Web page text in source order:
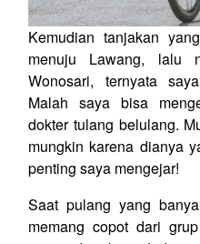
Kemudian tanjakan
menuju Lawang, lalu
Wonosari, ternyata
Malah saya bisa
dokter tulang belulang.
mungkin karena dianya
penting saya mengejar!
Saat pulang yang
memang copot dari